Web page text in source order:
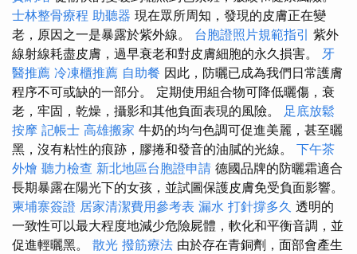
士林整骨療程 助聽器 現在眾所周知，發現的皮膚正在變
老，原因之一是暴露於紫外線。 台胞證照片規範指引 紫外
線射線耗盡皮膚，過早衰老和對皮膚細胞的永久損害。 牙
醫推薦 冷凍櫃推薦 自助餐 因此，防曬已成為我們日常護膚
程序不可或缺的一部分。 定期使用組合物可降低曬傷，衰
老，牢固，乾燥，攝影和其他負面表現的風險。 足底放鬆
按摩 記帳士 高雄搬家 牛奶的均勻色調可促進美麗，甚至曬
黑，沒有粘性的痕跡，膠捲和發音的油膩的光線。 下午茶
外燴 聽力檢查 新北地區台胞證申請 德國品牌的防曬霜適合
長期暴露在陽光下的女孩，並試圖保護皮膚免受負面影響。
柬埔寨簽證 居家清潔費用參考表 漏水 打針撐多久 透明的
一致性可以最大程度地減少危險屍體，軟化和平衡音調，並
促進輕曬黑。 散光 撥筋療法 由於存在青銅劑，面部會產生